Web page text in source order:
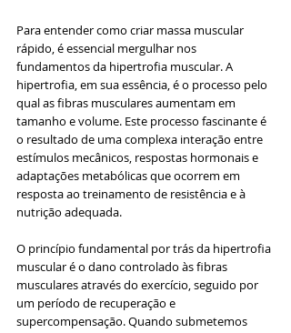
Para entender como criar massa muscular
rápido, é essencial mergulhar nos
fundamentos da hipertrofia muscular. A
hipertrofia, em sua essência, é o processo pelo
qual as fibras musculares aumentam em
tamanho e volume. Este processo fascinante é
o resultado de uma complexa interação entre
estímulos mecânicos, respostas hormonais e
adaptações metabólicas que ocorrem em
resposta ao treinamento de resistência e à
nutrição adequada.
O princípio fundamental por trás da hipertrofia
muscular é o dano controlado às fibras
musculares através do exercício, seguido por
um período de recuperação e
supercompensação. Quando submetemos